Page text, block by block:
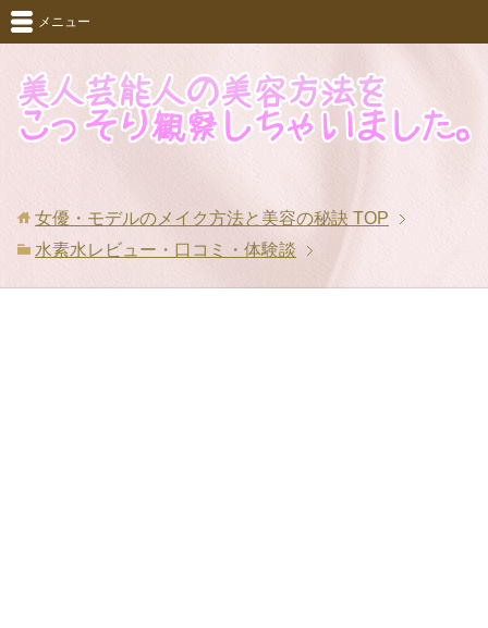
メニュー
女優・モデルのメイク方法と美容の秘訣 TOP
水素水レビュー・口コミ・体験談